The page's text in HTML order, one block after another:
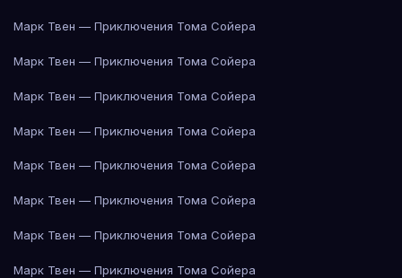
Марк Твен — Приключения Тома Сойера
Марк Твен — Приключения Тома Сойера
Марк Твен — Приключения Тома Сойера
Марк Твен — Приключения Тома Сойера
Марк Твен — Приключения Тома Сойера
Марк Твен — Приключения Тома Сойера
Марк Твен — Приключения Тома Сойера
Марк Твен — Приключения Тома Сойера